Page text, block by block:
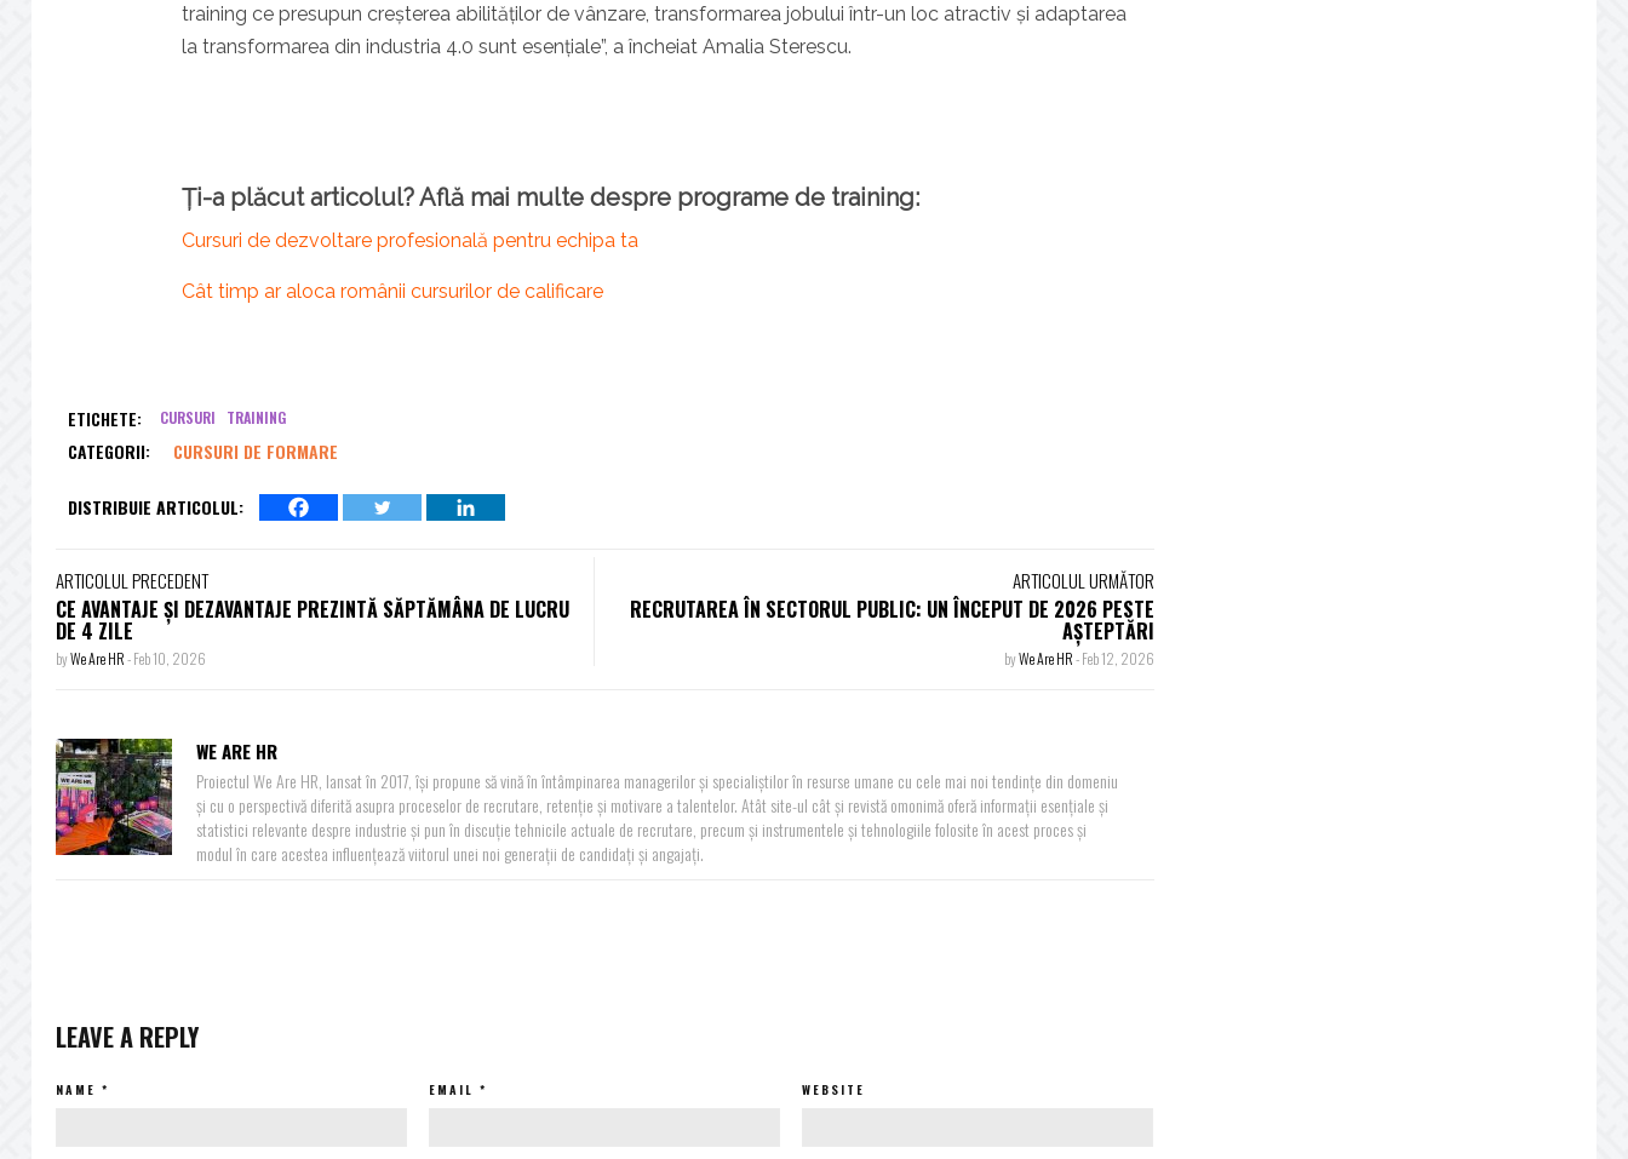
training ce presupun creșterea abilităților de vânzare, transformarea jobului într-un loc atractiv și adaptarea
la transformarea din industria 4.0 sunt esențiale”, a încheiat Amalia Sterescu.
Ți-a plăcut articolul? Află mai multe despre programe de training:
Cursuri de dezvoltare profesională pentru echipa ta
Cât timp ar aloca românii cursurilor de calificare
ETICHETE: CURSURI TRAINING
CATEGORII: CURSURI DE FORMARE
DISTRIBUIE ARTICOLUL:
ARTICOLUL PRECEDENT
CE AVANTAJE ȘI DEZAVANTAJE PREZINTĂ SĂPTĂMÂNA DE LUCRU
DE 4 ZILE
byWe Are HR-Feb 10, 2026
ARTICOLUL URMĂTOR
RECRUTAREA ÎN SECTORUL PUBLIC: UN ÎNCEPUT DE 2026 PESTE
AȘTEPTĂRI
byWe Are HR-Feb 12, 2026
WE ARE HR
Proiectul We Are HR, lansat în 2017, își propune să vină în întâmpinarea managerilor și specialiștilor în resurse umane cu cele mai noi tendințe din domeniu
și cu o perspectivă diferită asupra proceselor de recrutare, retenție și motivare a talentelor. Atât site-ul cât și revistă omonimă oferă informații esențiale și
statistici relevante despre industrie și pun în discuție tehnicile actuale de recrutare, precum și instrumentele și tehnologiile folosite în acest proces și
modul în care acestea influențează viitorul unei noi generații de candidați și angajați.
LEAVE A REPLY
NAME * EMAIL * WEBSITE